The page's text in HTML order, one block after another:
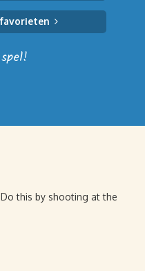
this by shooting at the